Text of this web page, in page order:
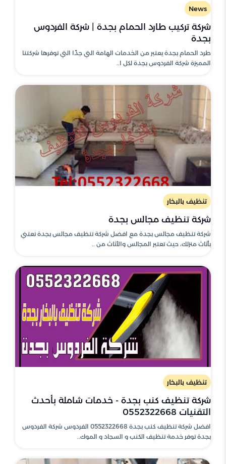
News
شركة تركيب طارد الحمام بجدة | شركة الفردوس
بجدة
طرد الحمام بجدة يعتبر من الخدمات الهامة التي جدًا التي توفرها شركتنا
المميزة شركة الفردوس بجدة لكل ا..
تنظيف بالبخار
شركة تنظيف مجالس بجدة
شركة تنظيف مجالس بجدة مع افضل شركة تنظيف مجالس بجدة نعتني
بأثاث منزلك، حيث تعتبر المجالس والأثاث من ..
تنظيف بالبخار
شركة تنظيف كنب بجدة - خدمات شاملة بأحدث
التقنيات 0552322668
افضل شركة تنظيف كنب بجدة 0552322668 الفردوس شركة الفردوس
بجدة توفر خدمة تنظيف الكنب و السجاد و الموك..